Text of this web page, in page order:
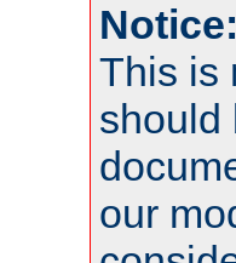
Notice:
This is
should
our